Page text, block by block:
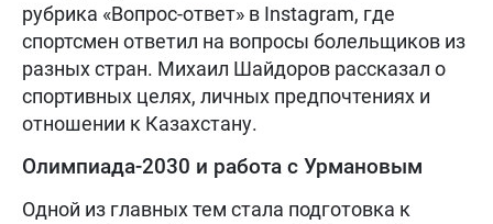
рубрика «Вопрос-ответ» в Instagram, где
спортсмен ответил на вопросы болельщиков из
разных стран. Михаил Шайдоров рассказал о
спортивных целях, личных предпочтениях и
отношении к Казахстану.
Олимпиада-2030 и работа с Урмановым
Одной из главных тем стала подготовка к